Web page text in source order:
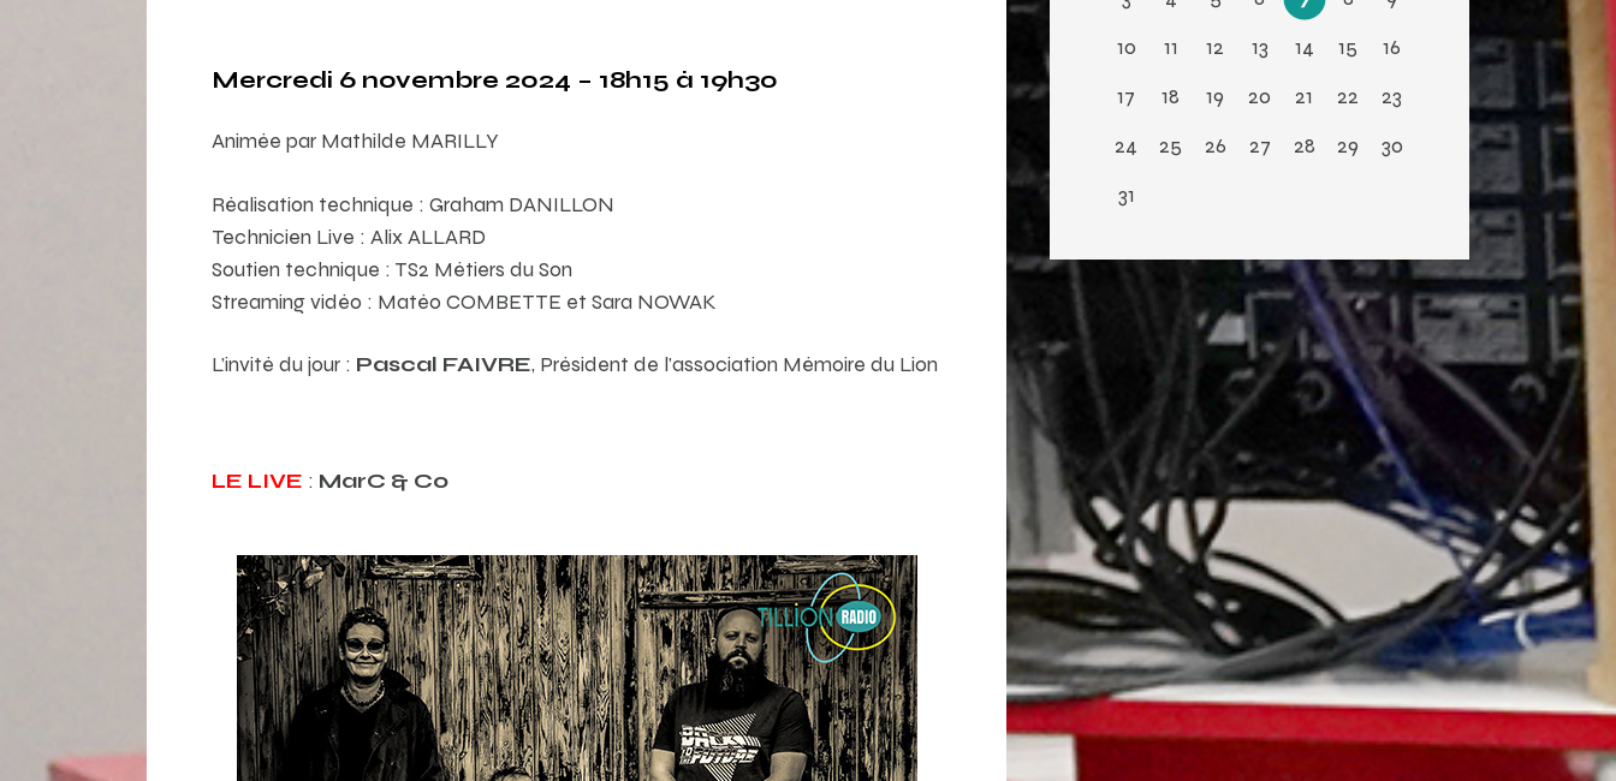
Mercredi 6 novembre 2024 – 18h15 à 19h30
Animée par Mathilde MARILLY
Réalisation technique : Graham DANILLON
Technicien Live : Alix ALLARD
Soutien technique : TS2 Métiers du Son
Streaming vidéo : Matéo COMBETTE et Sara NOWAK
L’invité du jour : Pascal FAIVRE, Président de l’association Mémoire du Lion
LE LIVE : MarC & Co
10
11 12 13 14 15
16
17
18 19 20 21 22
23
24
25 26 27 28 29
30
31